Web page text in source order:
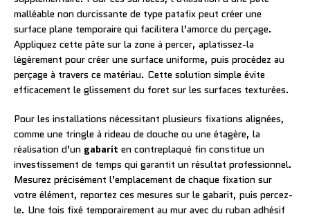
malléable non durcissante de type patafix peut créer une
surface plane temporaire qui facilitera l’amorce du perçage.
Appliquez cette pâte sur la zone à percer, aplatissez-la
légèrement pour créer une surface uniforme, puis procédez au
perçage à travers ce matériau. Cette solution simple évite
efficacement le glissement du foret sur les surfaces texturées.
Pour les installations nécessitant plusieurs fixations alignées,
comme une tringle à rideau de douche ou une étagère, la
réalisation d’un gabarit en contreplaqué fin constitue un
investissement de temps qui garantit un résultat professionnel.
Mesurez précisément l’emplacement de chaque fixation sur
votre élément, reportez ces mesures sur le gabarit, puis percez-
le. Une fois fixé temporairement au mur avec du ruban adhésif